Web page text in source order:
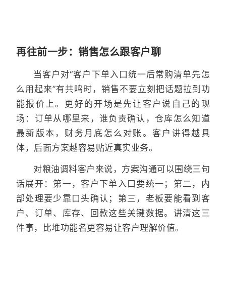
再往前一步：销售怎么跟客户聊
当客户对“客户下单入口统一后常购清单先怎
么用起来”有共鸣时，销售不要立刻把话题拉到功
能报价上。更好的开场是先让客户说自己的现
场：订单从哪里来，谁负责确认，仓库怎么知道
最新版本，财务月底怎么对账。客户讲得越具
体，后面方案越容易贴近真实业务。
对粮油调料客户来说，方案沟通可以围绕三句
话展开：第一，客户下单入口要统一；第二，内
部处理要少靠口头确认；第三，老板要能看到客
户、订单、库存、回款这些关键数据。讲清这三
件事，比堆功能名更容易让客户理解价值。